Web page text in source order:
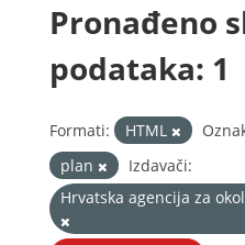
Pronađeno
podataka: 1
Formati: HTML
plan
Izdavači:
Hrvatska agencija za